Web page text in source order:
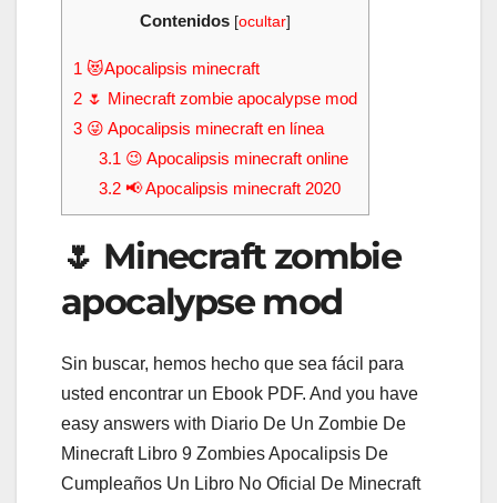
Contenidos [ocultar]
1 😻Apocalipsis minecraft
2 🌷 Minecraft zombie apocalypse mod
3 😜 Apocalipsis minecraft en línea
3.1 😉 Apocalipsis minecraft online
3.2📢 Apocalipsis minecraft 2020
🌷 Minecraft zombie
apocalypse mod
Sin buscar, hemos hecho que sea fácil para
usted encontrar un Ebook PDF. And you have
easy answers with Diario De Un Zombie De
Minecraft Libro 9 Zombies Apocalipsis De
Cumpleaños Un Libro No Oficial De Minecraft